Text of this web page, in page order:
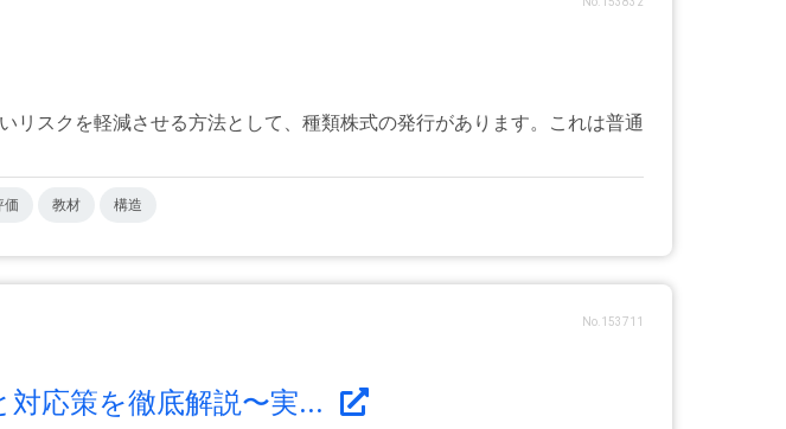
スクを軽減させる方法として、種類株式の発行があります。これは普通
価 教材 構造
No.153711
応策を徹底解説〜実...